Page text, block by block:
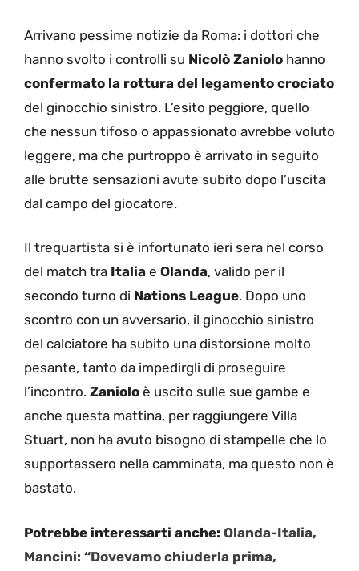
Arrivano pessime notizie da Roma: i dottori che
hanno svolto i controlli su Nicolò Zaniolo hanno
confermato la rottura del legamento crociato
del ginocchio sinistro. L’esito peggiore, quello
che nessun tifoso o appassionato avrebbe voluto
leggere, ma che purtroppo è arrivato in seguito
alle brutte sensazioni avute subito dopo l’uscita
dal campo del giocatore.
Il trequartista si è infortunato ieri sera nel corso
del match tra Italia e Olanda, valido per il
secondo turno di Nations League. Dopo uno
scontro con un avversario, il ginocchio sinistro
del calciatore ha subito una distorsione molto
pesante, tanto da impedirgli di proseguire
l’incontro. Zaniolo è uscito sulle sue gambe e
anche questa mattina, per raggiungere Villa
Stuart, non ha avuto bisogno di stampelle che lo
supportassero nella camminata, ma questo non è
bastato.
Potrebbe interessarti anche: Olanda-Italia,
Mancini: “Dovevamo chiuderla prima,